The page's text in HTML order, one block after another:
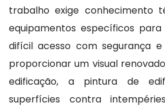
trabalho exige conhecimento
equipamentos específicos
difícil acesso com segurança
proporcionar um visual
edificação, a pintura de
superfícies contra